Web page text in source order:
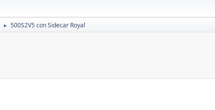
► 500S2V5 con Sidecar Royal